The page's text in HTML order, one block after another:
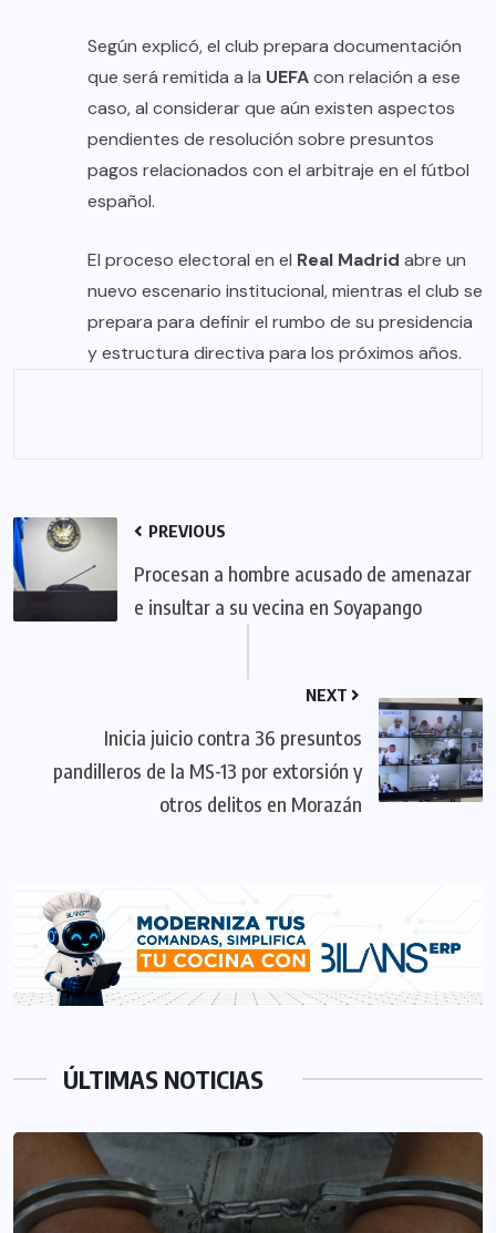
Según explicó, el club prepara documentación
que será remitida a la UEFAcon relación a ese
caso, al considerar que aún existen aspectos
pendientes de resolución sobre presuntos
pagos relacionados con el arbitraje en el fútbol
español.
El proceso electoral en el Real Madrid abre un
nuevo escenario institucional, mientras el club se
prepara para definir el rumbo de su presidencia
y estructura directiva para los próximos años.
PREVIOUS
Procesan a hombre acusado de amenazar
e insultar a su vecina en Soyapango
NEXT
Inicia juicio contra 36 presuntos
pandilleros de la MS-13 por extorsión y
otros delitos en Morazán
ÚLTIMAS NOTICIAS